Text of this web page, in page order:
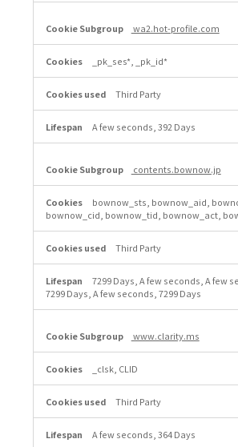
wa2.hot-profile.com
_pk_ses*, _pk_id*
Third Party
A few seconds, 392 Days
contents.bownow.jp
bownow_sts, bownow_aid,
bownow_cid, bownow_tid, bownow_act,
Third Party
7299 Days, A few seconds, A few
7299 Days, A few seconds, 7299 Days
www.clarity.ms
_clsk, CLID
Third Party
A few seconds, 364 Days